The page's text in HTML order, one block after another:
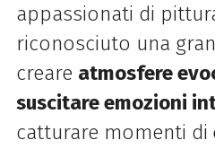
appassionati di
riconosciuto una
creare atmosfere
suscitare emozioni
catturare momenti di